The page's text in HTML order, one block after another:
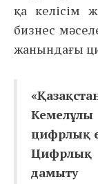
қа келісім
бизнес
жанындағы
цифрлық
Цифрлық